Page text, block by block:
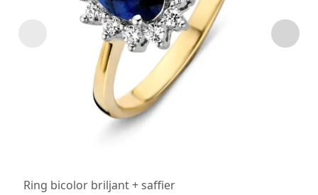
Ring bicolor briljant + saffier